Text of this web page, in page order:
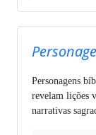
Personagens
revelam lições
narrativas